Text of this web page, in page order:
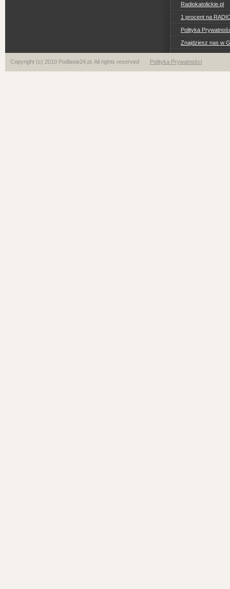
Radiokatolickie.pl
1 procent na
Polityka
Znajdziesz nas w
Copyright (c) 2010 Podlasie24.pl. All rights reserved Polityka Prywatności